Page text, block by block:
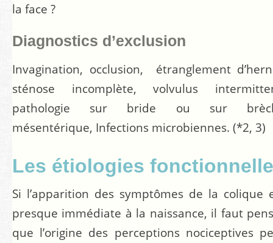
la face ?
Diagnostics d’exclusion
Invagination, occlusion, étranglement
sténose incomplète, volvulus
pathologie sur bride ou sur
mésentérique, Infections microbiennes. (*2, 3)
Les étiologies
Si l’apparition des symptômes de la colique
presque immédiate à la naissance, il faut
que l’origine des perceptions nociceptives